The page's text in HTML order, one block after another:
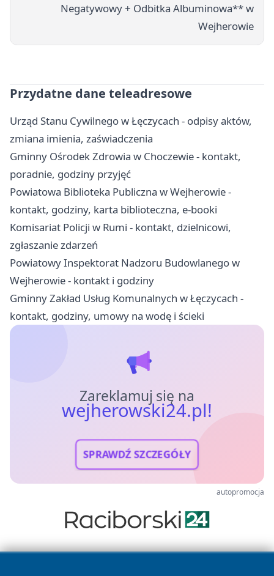
Negatywowy + Odbitka Albuminowa** w
Wejherowie
Przydatne dane teleadresowe
Urząd Stanu Cywilnego w Łęczycach - odpisy aktów,
zmiana imienia, zaświadczenia
Gminny Ośrodek Zdrowia w Choczewie - kontakt,
poradnie, godziny przyjęć
Powiatowa Biblioteka Publiczna w Wejherowie -
kontakt, godziny, karta biblioteczna, e-booki
Komisariat Policji w Rumi - kontakt, dzielnicowi,
zgłaszanie zdarzeń
Powiatowy Inspektorat Nadzoru Budowlanego w
Wejherowie - kontakt i godziny
Gminny Zakład Usług Komunalnych w Łęczycach -
kontakt, godziny, umowy na wodę i ścieki
Zareklamuj się na
wejherowski24.pl!
SPRAWDŹ SZCZEGÓŁY
autopromocja